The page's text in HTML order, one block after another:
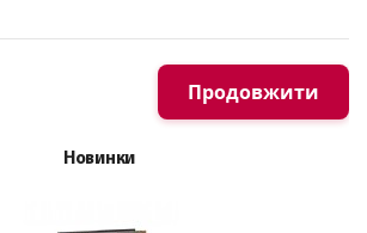
Продовжити
Новинки